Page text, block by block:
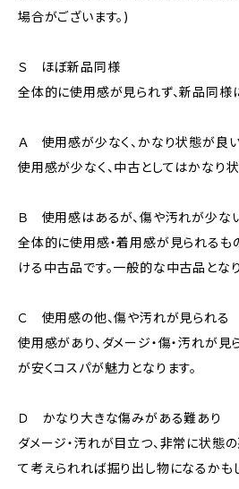
場合がございます。)
Ｓ ほぼ新品同様
全体的に使用感が見られず、新品同様
Ａ 使用感が少なく、かなり状態が良
使用感が少なく、中古としてはかなり
Ｂ 使用感はあるが、傷や汚れが少な
全体的に使用感・着用感が見られるも
ける中古品です。一般的な中古品となり
Ｃ 使用感の他、傷や汚れが見られる
使用感があり、ダメージ・傷・汚れが
が安くコスパが魅力となります。
Ｄ かなり大きな傷みがある難あり
ダメージ・汚れが目立つ、非常に状態
て考えられれば掘り出し物になるかも